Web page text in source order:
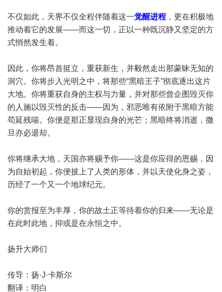
不仅如此，天界不仅全程伴随着这一觉醒进程 ，更在积极地
推动着它的发展——而这一切，正以一种既沉静又坚定的方
式悄然发生着。
因此，你将昂首挺立，重获新生，并毅然走出那蒙昧无知的
洞穴。你将步入光明之中，将那些“黑暗王子”彻底逐出这片
大地。你将重获自身的主权与力量，并对那些曾企图毁灭你
的人施以毁灭性的反击——因为，邪恶唯有依附于黑暗方能
苟延残喘。你便是那正显现自身的光芒；黑暗终将消逝，撒
旦亦必退却。
你将继承大地，天国亦将赐予你——这是你应得的恩赐，因
为自始初起，你便披上了人类的形体，并以天使化身之姿，
历经了一个又一个地球纪元。
你的赏报至为丰厚，你的故土正等待着你的归来——无论是
在此时此地，抑或是在永恒之中。
扬升大师们
传导：扬·J·卡斯尔
翻译：明白